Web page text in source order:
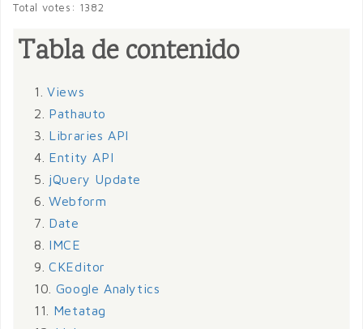
Total votes: 1382
Tabla de contenido
1.
Views
2.
Pathauto
3.
Libraries API
4. Entity API
5.
jQuery Update
6. Webform
7.
Date
8.
IMCE
9. CKEditor
10. Google Analytics
11.
Metatag